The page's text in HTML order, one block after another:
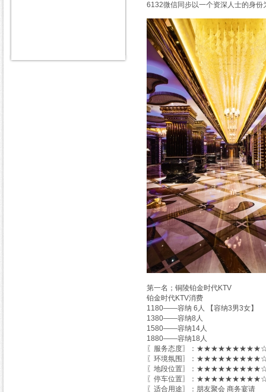
6132微信同步以一个资深人士的身
第一名；铜陵铂金时代KTV
铂金时代KTV消费
1180——容纳 6人 【容纳3男3女】
1380——容纳8人
1580——容纳14人
1880——容纳18人
〖服务态度〗：
〖环境氛围〗：
〖地段位置〗：
〖停车位置〗：
〖适合用途〗：朋友聚会 商务宴请